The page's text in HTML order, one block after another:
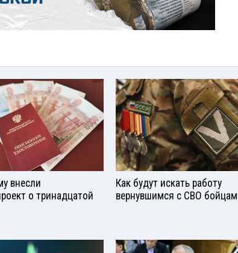
внесли
о тринадцатой
Как будут искать работу
вернувшимся с СВО бойцам